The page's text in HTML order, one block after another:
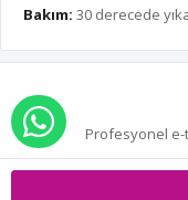
Bakım: 30 derecede
Profesyonel